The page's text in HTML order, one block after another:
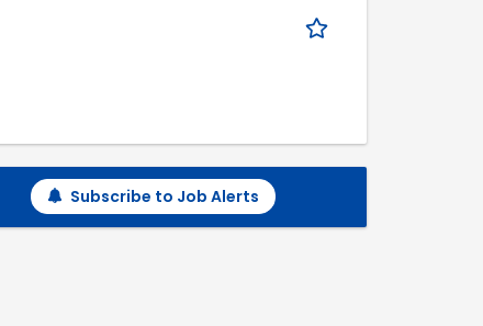
Subscribe to Job Alerts